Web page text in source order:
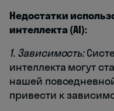
Недостатки
интеллекта (AI):
1. Зависимость:
интеллекта могут
нашей
привести к